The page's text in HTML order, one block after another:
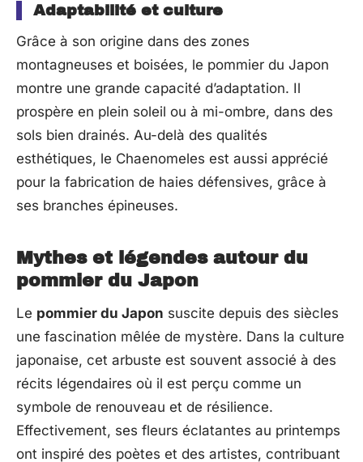
Adaptabilité et culture
Grâce à son origine dans des zones
montagneuses et boisées, le pommier du Japon
montre une grande capacité d’adaptation. Il
prospère en plein soleil ou à mi-ombre, dans des
sols bien drainés. Au-delà des qualités
esthétiques, le Chaenomeles est aussi apprécié
pour la fabrication de haies défensives, grâce à
ses branches épineuses.
Mythes et légendes autour du
pommier du Japon
Le pommier du Japon suscite depuis des siècles
une fascination mêlée de mystère. Dans la culture
japonaise, cet arbuste est souvent associé à des
récits légendaires où il est perçu comme un
symbole de renouveau et de résilience.
Effectivement, ses fleurs éclatantes au printemps
ont inspiré des poètes et des artistes, contribuant